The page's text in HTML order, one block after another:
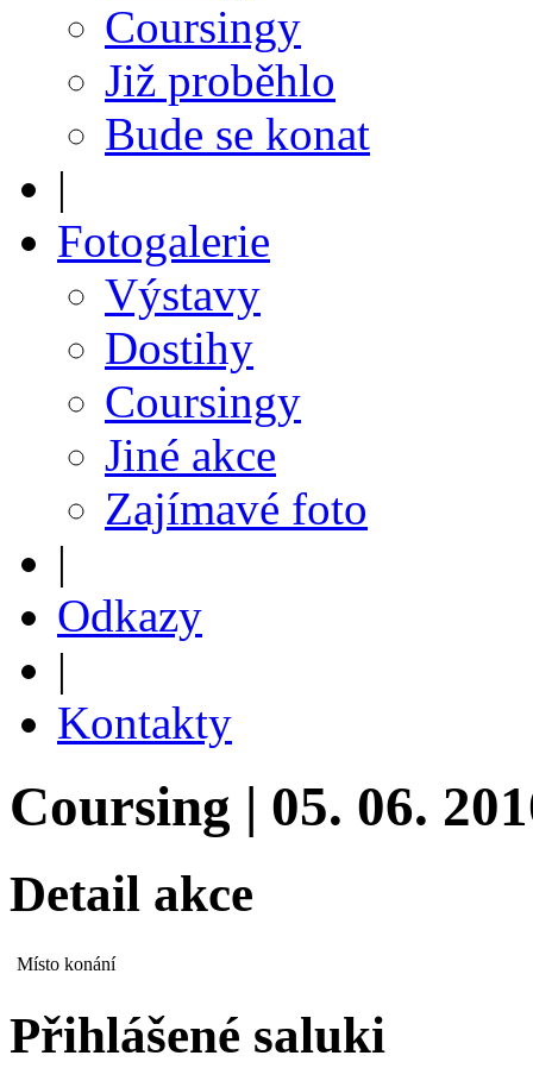
Coursingy
Již proběhlo
Bude se konat
|
Fotogalerie
Výstavy
Dostihy
Coursingy
Jiné akce
Zajímavé foto
|
Odkazy
|
Kontakty
Coursing | 05. 06.
Detail akce
Místo konání
Přihlášené saluki